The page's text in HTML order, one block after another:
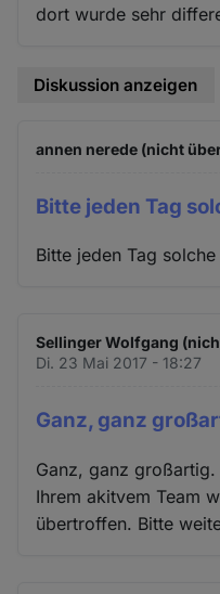
dort wurde sehr
Diskussion anzeigen
annen nerede (nicht
Bitte jeden Tag
Bitte jeden Tag
Sellinger Wolfgang
Di. 23 Mai 2017 - 18:27
Ganz, ganz
Ganz, ganz
Ihrem akitvem Team
übertroffen. Bitte